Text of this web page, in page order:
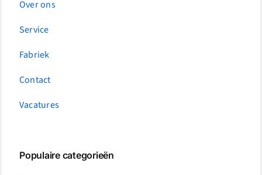
Over ons
Service
Fabriek
Contact
Vacatures
Populaire categorieën